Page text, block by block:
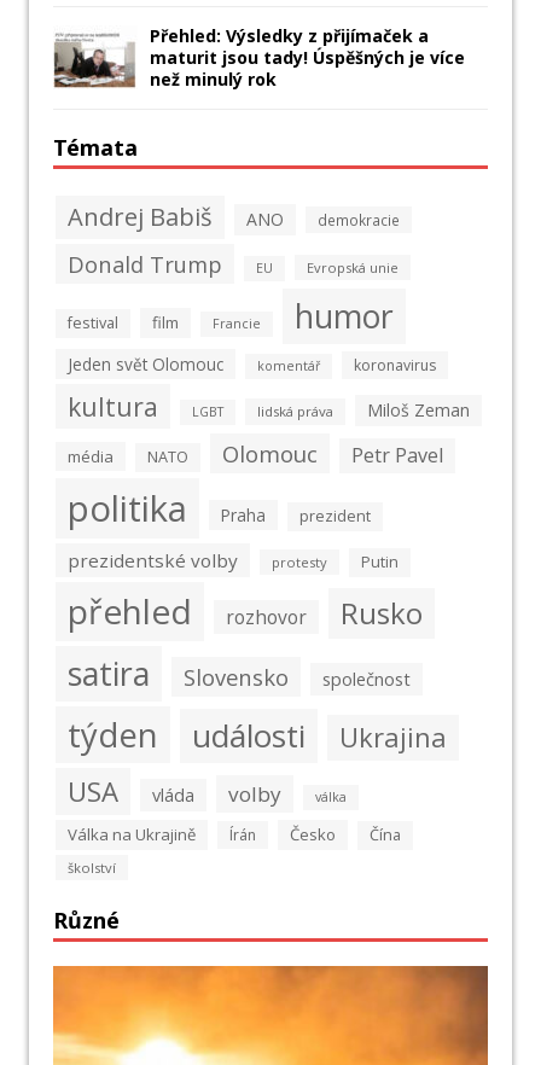
Přehled: Výsledky z přijímaček a
maturit jsou tady! Úspěšných je více
než minulý rok
Témata
Andrej Babiš ANO demokracie
Donald Trump EU Evropská unie
festival film Francie humor
Jeden svět Olomouc komentář koronavirus
kultura LGBT lidská práva Miloš Zeman
média NATO Olomouc Petr Pavel
politika Praha prezident
prezidentské volby protesty Putin
přehled rozhovor Rusko
satira Slovensko společnost
týden události Ukrajina
USA vláda volby válka
Válka na Ukrajině Írán Česko Čína
školství
Různé